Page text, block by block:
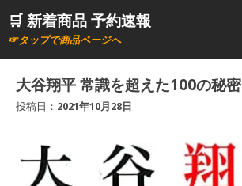
ン🛒 新着商品 予約速報
☞タップで商品ページへ
大谷翔平 常識を超えた100の秘密
投稿日： 2021年10月28日